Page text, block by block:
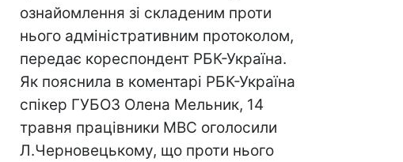
ознайомлення зі складеним проти
нього адміністративним протоколом,
передає кореспондент РБК-Україна.
Як пояснила в коментарі РБК-Україна
спікер ГУБОЗ Олена Мельник, 14
травня працівники МВС оголосили
Л.Черновецькому, що проти нього